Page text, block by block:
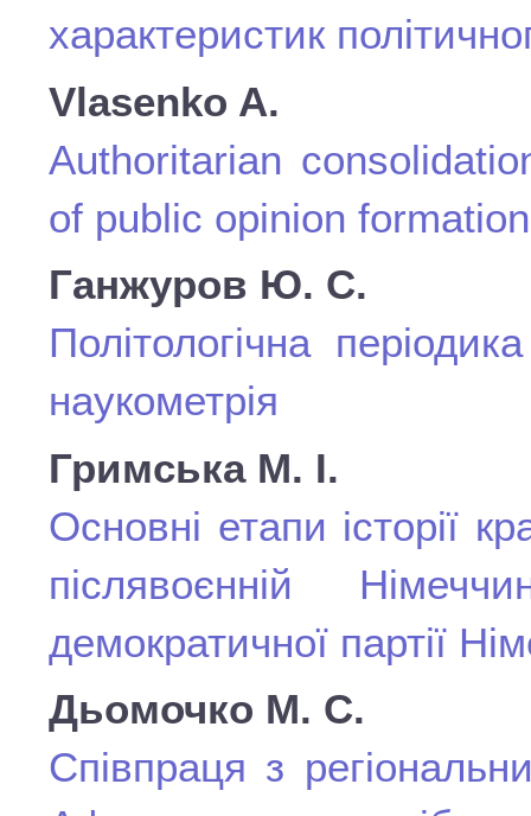
характеристик
Vlasenko A.
Authoritarian
of public opinion formation
Ганжуров Ю. С.
Політологічна
наукометрія
Гримська М. І.
Основні етапи історії
післявоєнній
демократичної партії
Дьомочко М. С.
Співпраця з